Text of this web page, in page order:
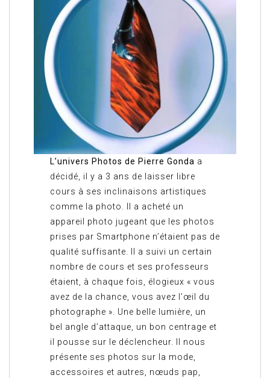
L’univers Photos de Pierre Gonda a
décidé, il y a 3 ans de laisser libre
cours à ses inclinaisons artistiques
comme la photo. Il a acheté un
appareil photo jugeant que les photos
prises par Smartphone n’étaient pas de
qualité suffisante. Il a suivi un certain
nombre de cours et ses professeurs
étaient, à chaque fois, élogieux « vous
avez de la chance, vous avez l’œil du
photographe ». Une belle lumière, un
bel angle d’attaque, un bon centrage et
il pousse sur le déclencheur. Il nous
présente ses photos sur la mode,
accessoires et autres, nœuds pap,